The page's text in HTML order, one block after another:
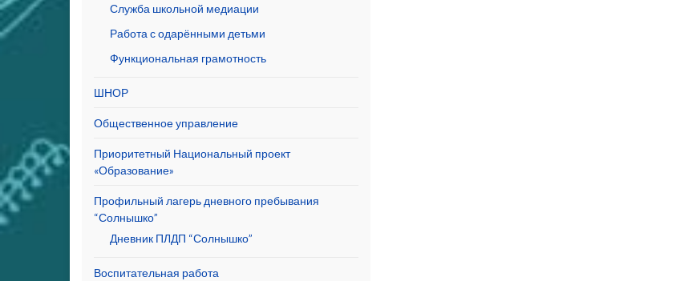
Служба школьной медиации
Работа с одарёнными детьми
Функциональная грамотность
ШНОР
Общественное управление
Приоритетный Национальный проект
«Образование»
Профильный лагерь дневного пребывания
“Солнышко”
Дневник ПЛДП “Солнышко”
Воспитательная работа